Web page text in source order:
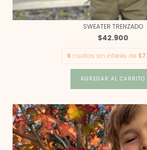
SWEATER TRENZADO
$42.900
6 cuotas sin interés de
AGREGAR AL CARRITO